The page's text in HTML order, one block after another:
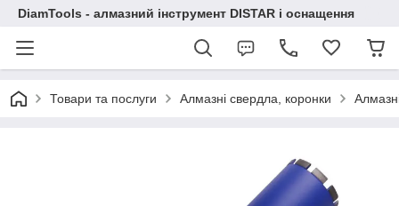
DiamTools - алмазний інструмент DISTAR і оснащення
Товари та послуги Алмазні свердла, коронки